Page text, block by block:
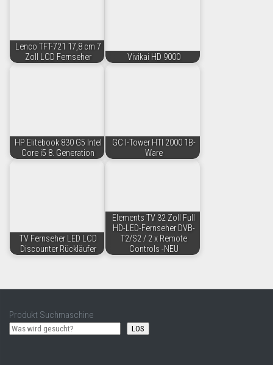
Lenco TFT-721 17,8 cm 7
Zoll LCD Fernseher
Vivikai HD 9000
HP Elitebook 830 G5 Intel
Core i5 8. Generation
GC I-Tower HTI 2000 1B-
Ware
TV Fernseher LED LCD
Discounter Rückläufer
Elements TV 32 Zoll Full
HD-LED-Fernseher DVB-
T2/S2 / 2 x Remote
Controls -NEU
Produkt Suchmaschine
LOS